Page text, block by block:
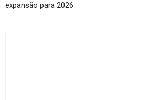
expansão para 2026